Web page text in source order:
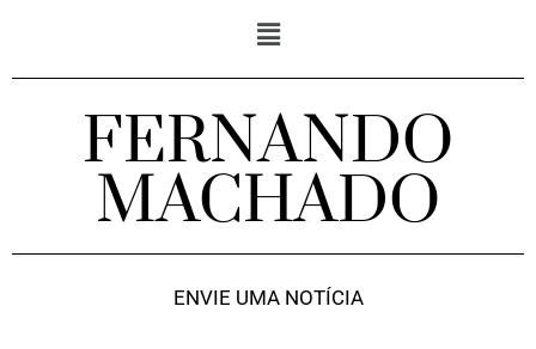
FERNANDO
MACHADO
ENVIE UMA NOTÍCIA